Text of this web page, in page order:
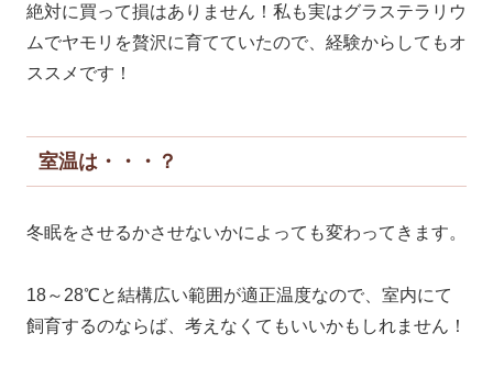
絶対に買って損はありません！私も実はグラステラリウ
ムでヤモリを贅沢に育てていたので、経験からしてもオ
ススメです！
室温は・・・？
冬眠をさせるかさせないかによっても変わってきます。
18～28℃と結構広い範囲が適正温度なので、室内にて
飼育するのならば、考えなくてもいいかもしれません！